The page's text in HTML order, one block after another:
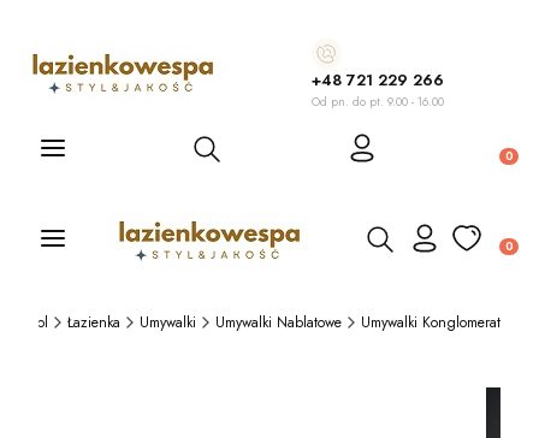
+48 721 229 266
Od pn. do pt. 9.00 - 16.00
Otwórz wyszukiwarkę
Otwórz wyszukiwarkę
Łazienka Umywalki Umywalki Nablatowe Umywalki Konglomerat